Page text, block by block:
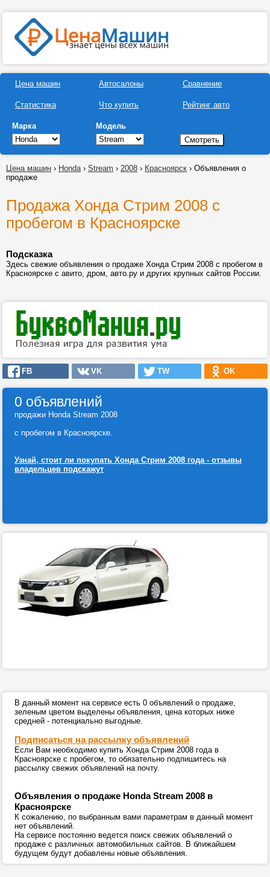
Цена машин
Статистика
Автосалоны
Что купить
Сравнение
Рейтинг авто
Марка Модель
Цена машин › Honda› Stream › 2008 › Красноярск › Объявления о
продаже
Продажа Хонда Стрим 2008 с
пробегом в Красноярске
Подсказка
Здесь свежие объявления о продаже Хонда Стрим 2008 с пробегом в
Красноярске с авито, дром, авто.ру и других крупных сайтов России.
FB VK TW OK
0 объявлений
продажи Honda Stream 2008
с пробегом в Красноярске.
Узнай, стоит ли покупать Хонда Стрим 2008 года - отзывы
владельцев подскажут
В данный момент на сервисе есть 0 объявлений о продаже,
зеленым цветом выделены объявления, цена которых ниже
средней - потенциально выгодные.
Подписаться на рассылку объявлений
Если Вам необходимо купить Хонда Стрим 2008 года в
Красноярске с пробегом, то обязательно подпишитесь на
рассылку свежих объявлений на почту.
Объявления о продаже Honda Stream 2008 в
Красноярске
К сожалению, по выбранным вами параметрам в данный момент
нет объявлений.
На сервисе постоянно ведется поиск свежих объявлений о
продаже с различных автомобильных сайтов. В ближайшем
будущем будут добавлены новые объявления.